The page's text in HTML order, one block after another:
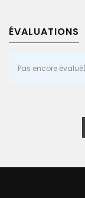
ÉVALUATIONS
Pas encore